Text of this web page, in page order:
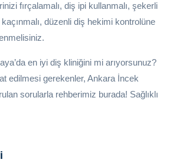
fırçalamalı, diş ipi kullanmalı, şekerli
düzenli diş hekimi kontrolüne
en iyi diş kliniğini mi arıyorsunuz?
edilmesi gerekenler, Ankara İncek
sorularla rehberimiz burada! Sağlıklı